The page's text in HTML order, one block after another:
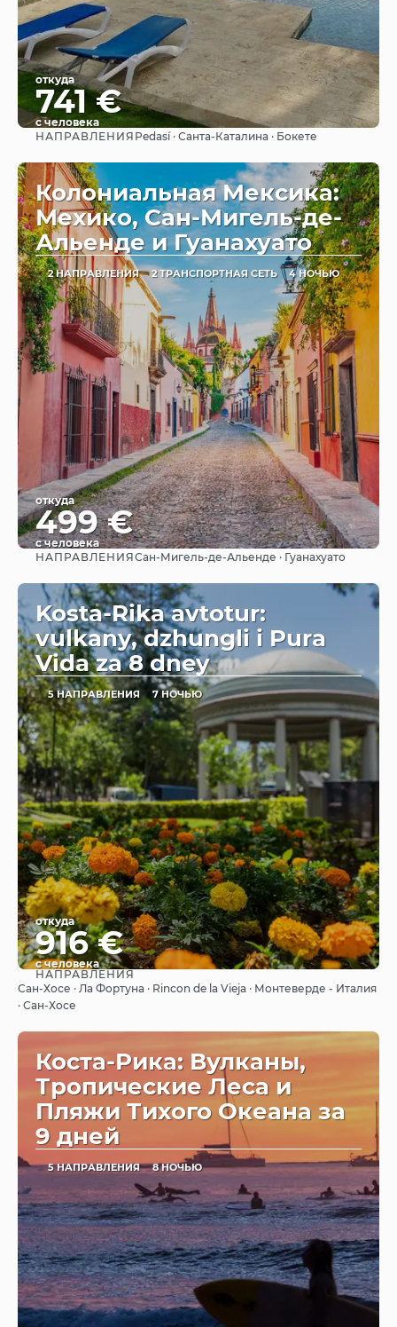
откуда
741 €
с человека
Видеть
НАПРАВЛЕНИЯ Pedasí · Санта-Каталина · Бокете
Колониальная Мексика:
Мехико, Сан-Мигель-де-
Альенде и Гуанахуато
2 НАПРАВЛЕНИЯ 2 ТРАНСПОРТНАЯ СЕТЬ 4 НОЧЬЮ
откуда
499 €
с человека
Видеть
НАПРАВЛЕНИЯСан-Мигель-де-Альенде · Гуанахуато
Kosta-Rika avtotur:
vulkany, dzhungli i Pura
Vida za 8 dney
5 НАПРАВЛЕНИЯ 7 НОЧЬЮ
откуда
916 €
с человека
Видеть
НАПРАВЛЕНИЯ
Сан-Хосе · Ла Фортуна · Rincon de la Vieja · Монтеверде - Италия
· Сан-Хосе
Коста-Рика: Вулканы,
Тропические Леса и
Пляжи Тихого Океана за
9 дней
5 НАПРАВЛЕНИЯ 8 НОЧЬЮ